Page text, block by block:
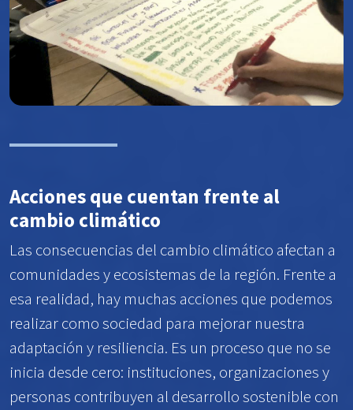
Acciones que cuentan frente al
cambio climático
Las consecuencias del cambio climático afectan a
comunidades y ecosistemas de la región. Frente a
esa realidad, hay muchas acciones que podemos
realizar como sociedad para mejorar nuestra
adaptación y resiliencia. Es un proceso que no se
inicia desde cero: instituciones, organizaciones y
personas contribuyen al desarrollo sostenible con